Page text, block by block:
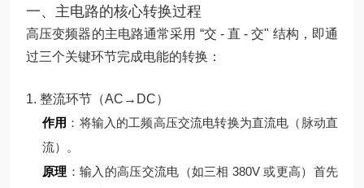
一、主电路的核心转换过程
高压变频器的主电路通常采用 “交 - 直 - 交" 结构，即通
过三个关键环节完成电能的转换：
1. 整流环节（AC→DC）
作用 ：将输入的工频高压交流电转换为直流电（脉动直
流）。
原理 ： 输入的高压交流电（如三相 380V 或更高）首先